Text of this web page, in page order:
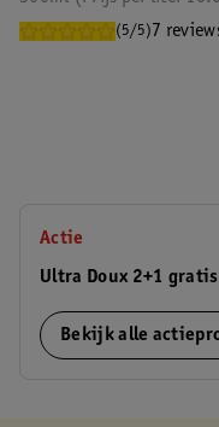
(5/5) 7
Actie
Ultra Doux 2+1 gratis
Bekijk alle